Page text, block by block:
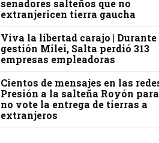
senadores salteños que no
extranjericen tierra gaucha
Viva la libertad carajo | Durante
gestión Milei, Salta perdió 313
empresas empleadoras
Cientos de mensajes en las
Presión a la salteña Royón
no vote la entrega de tierras a
extranjeros